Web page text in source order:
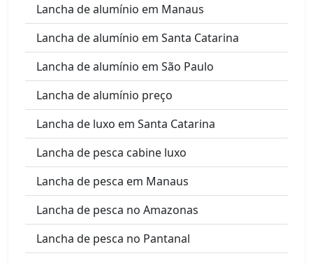
Lancha de alumínio em Manaus
Lancha de alumínio em Santa Catarina
Lancha de alumínio em São Paulo
Lancha de alumínio preço
Lancha de luxo em Santa Catarina
Lancha de pesca cabine luxo
Lancha de pesca em Manaus
Lancha de pesca no Amazonas
Lancha de pesca no Pantanal